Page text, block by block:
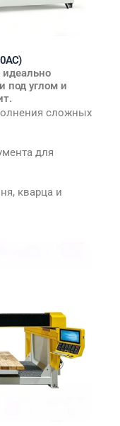
под углом и
сложных
для
кварца и